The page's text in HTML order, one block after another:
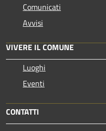
Comunicati
Avvisi
VIVERE IL COMUNE
Luoghi
Eventi
CONTATTI